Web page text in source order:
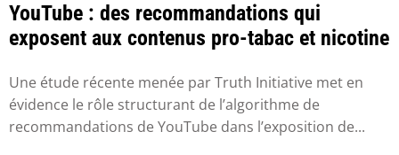
YouTube : des recommandations qui
exposent aux contenus pro-tabac et nicotine
Une étude récente menée par Truth Initiative met en
évidence le rôle structurant de l’algorithme de
recommandations de YouTube dans l’exposition de...